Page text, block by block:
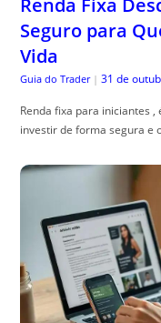
Seguro para
Vida
Guia do Trader | 31 de
Renda fixa para iniciantes
investir de forma segura e